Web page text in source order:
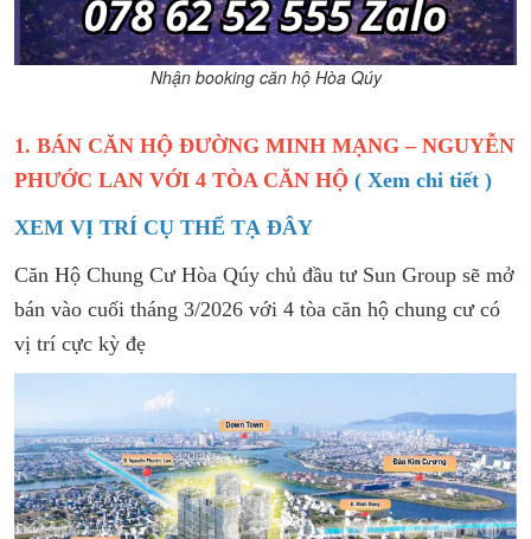
Nhận booking căn hộ Hòa Qúy
1. BÁN CĂN HỘ ĐƯỜNG MINH MẠNG – NGUYỄN
PHƯỚC LAN VỚI 4 TÒA CĂN HỘ ( Xem chi tiết )
XEM VỊ TRÍ CỤ THỂ TẠ ĐÂY
Căn Hộ Chung Cư Hòa Qúy chủ đầu tư Sun Group sẽ mở
bán vào cuối tháng 3/2026 với 4 tòa căn hộ chung cư có
vị trí cực kỳ đẹ